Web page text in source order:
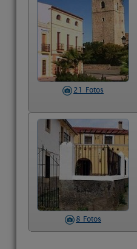
21 Fotos
8 Fotos